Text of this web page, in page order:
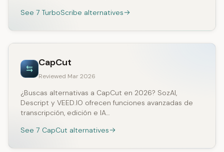
See 7 TurboScribe alternatives
CapCut
Reviewed Mar 2026
¿Buscas alternativas a CapCut en 2026? SozAI,
Descript y VEED.IO ofrecen funciones avanzadas de
transcripción, edición e IA…
See 7 CapCut alternatives